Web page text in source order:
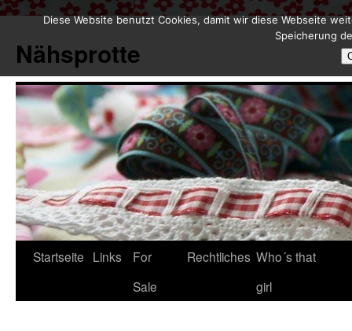
springen
Nähsprotte
Startseite Links
For
Sale
Rechtliches Who´s that
girl
Diese Website benutzt Cookies, damit wir diese Webseite
Speicherung